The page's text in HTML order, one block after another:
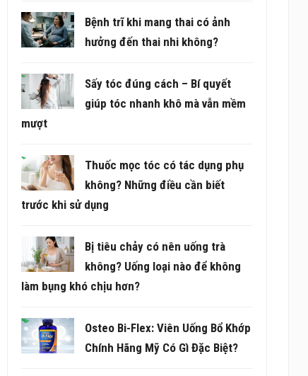
Bệnh trĩ khi mang thai có ảnh
hưởng đến thai nhi không?
Sấy tóc đúng cách – Bí quyết
giúp tóc nhanh khô mà vẫn mềm
mượt
Thuốc mọc tóc có tác dụng phụ
không? Những điều cần biết
trước khi sử dụng
Bị tiêu chảy có nên uống trà
không? Uống loại nào để không
làm bụng khó chịu hơn?
Osteo Bi-Flex: Viên Uống Bổ Khớp
Chính Hãng Mỹ Có Gì Đặc Biệt?